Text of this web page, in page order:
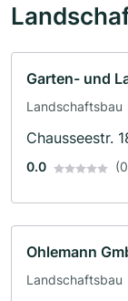
Garten- und
Landschaftsbau
Chausseestr.
0.0
Ohlemann
Landschaftsbau